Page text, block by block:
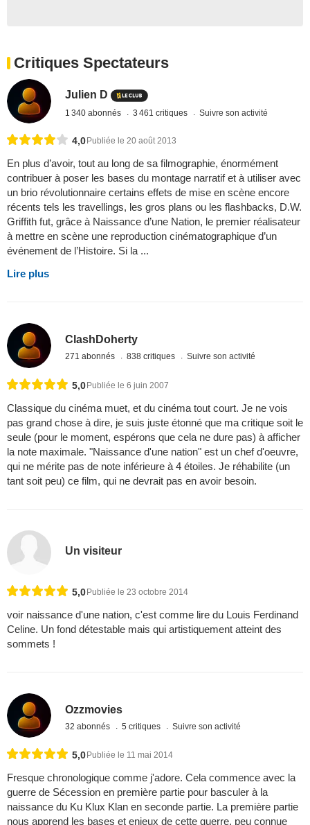
Critiques Spectateurs
Julien D
1 340 abonnés 3 461 critiques Suivre son activité
4,0 Publiée le 20 août 2013
En plus d’avoir, tout au long de sa filmographie, énormément
contribuer à poser les bases du montage narratif et à utiliser avec
un brio révolutionnaire certains effets de mise en scène encore
récents tels les travellings, les gros plans ou les flashbacks, D.W.
Griffith fut, grâce à Naissance d’une Nation, le premier réalisateur
à mettre en scène une reproduction cinématographique d’un
événement de l’Histoire. Si la ...
Lire plus
ClashDoherty
271 abonnés 838 critiques Suivre son activité
5,0Publiée le 6 juin 2007
Classique du cinéma muet, et du cinéma tout court. Je ne vois
pas grand chose à dire, je suis juste étonné que ma critique soit le
seule (pour le moment, espérons que cela ne dure pas) à afficher
la note maximale. "Naissance d'une nation" est un chef d'oeuvre,
qui ne mérite pas de note inférieure à 4 étoiles. Je réhabilite (un
tant soit peu) ce film, qui ne devrait pas en avoir besoin.
Un visiteur
5,0Publiée le 23 octobre 2014
voir naissance d'une nation, c'est comme lire du Louis Ferdinand
Celine. Un fond détestable mais qui artistiquement atteint des
sommets !
Ozzmovies
32 abonnés 5 critiques Suivre son activité
5,0 Publiée le 11 mai 2014
Fresque chronologique comme j'adore. Cela commence avec la
guerre de Sécession en première partie pour basculer à la
naissance du Ku Klux Klan en seconde partie. La première partie
nous apprend les bases et enjeux de cette guerre, peu connue